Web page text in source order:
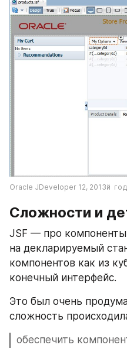
Oracle JDeveloper 12, 2013й  год
Сложности и
JSF — про
на декларируемый
компонентов как из
конечный интерфейс.
Это был очень
сложность
обеспечить